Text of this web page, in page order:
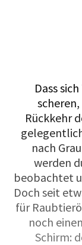
Dass
Rückkehr
nach
werden
beobachtet
Doch seit
für
noch
Schirm: